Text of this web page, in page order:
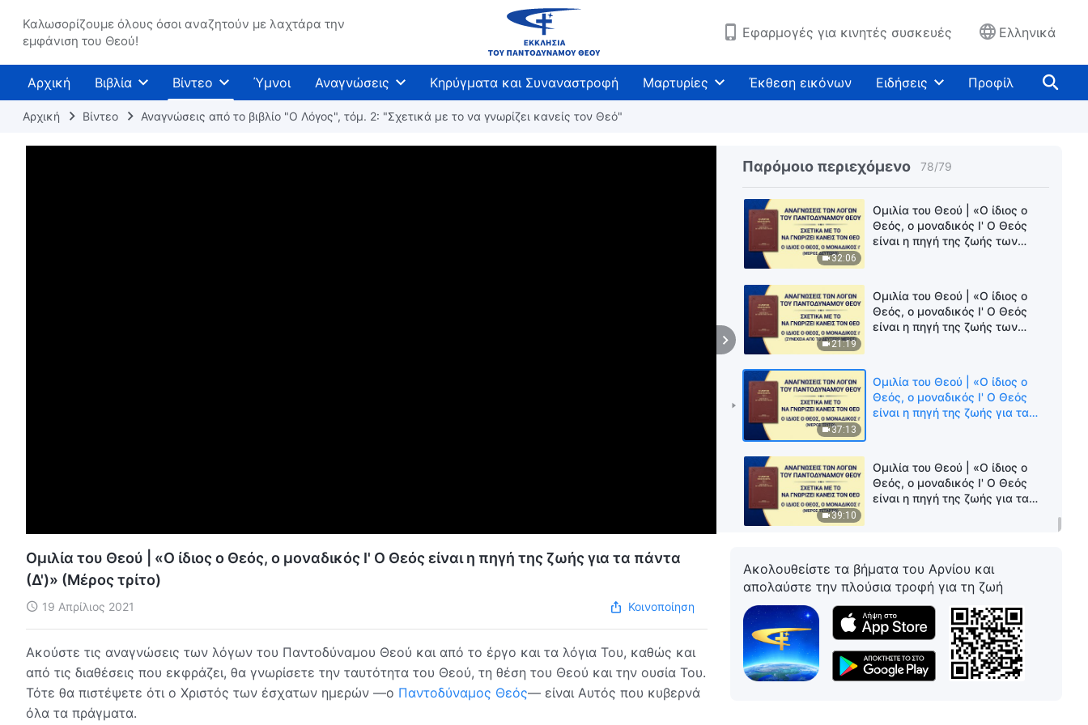
Καλωσορίζουμε όλους όσοι αναζητούν με λαχτάρα την
εμφάνιση του Θεού!
Εφαρμογές για κινητές συσκευές Ελληνικά
Αρχική Βιβλία Βίντεο Ύμνοι Αναγνώσεις Κηρύγματα και Συναναστροφή Μαρτυρίες Έκθεση εικόνων Ειδήσεις Προφίλ
Αρχική Βίντεο Αναγνώσεις από το βιβλίο "Ο Λόγος", τόμ. 2: "Σχετικά με το να γνωρίζει κανείς τον Θεό"
Παρόμοιο περιεχόμενο 78/79
35:53
Ομιλία του Θεού | «Ο ίδιος ο
είναι η πηγή της ζωής για τα
πάντα (Γ')» (Μέρος τρίτο)
42:56
πάντων (Δ')» (Μέρος πρώτο)
32:06
Ομιλία του Θεού | «Ο ίδιος ο
Θεός, ο μοναδικός Ι' Ο Θεός
είναι η πηγή της ζωής των
21:19
Ομιλία του Θεού | «Ο ίδιος ο
Θεός, ο μοναδικός Ι' Ο Θεός
είναι η πηγή της ζωής των
37:13
Ομιλία του Θεού | «Ο ίδιος ο
Θεός, ο μοναδικός Ι' Ο Θεός
είναι η πηγή της ζωής για τα
39:10
Ομιλία του Θεού | «Ο ίδιος ο
Θεός, ο μοναδικός Ι' Ο Θεός
είναι η πηγή της ζωής για τα
Ομιλία του Θεού | «Ο ίδιος ο Θεός, ο μοναδικός Ι' Ο Θεός είναι η πηγή της ζωής για τα πάντα
(Δ')» (Μέρος τρίτο)
19 Απρίλιος 2021 Κοινοποίηση
Ακούστε τις αναγνώσεις των λόγων του Παντοδύναμου Θεού και από το έργο και τα λόγια Του, καθώς και
από τις διαθέσεις που εκφράζει, θα γνωρίσετε την ταυτότητα του Θεού, τη θέση του Θεού και την ουσία Του.
Τότε θα πιστέψετε ότι ο Χριστός των έσχατων ημερών —ο Παντοδύναμος Θεός— είναι Αυτός που κυβερνά
όλα τα πράγματα.
Ακολουθείστε τα βήματα του Αρνίου και
απολαύστε την πλούσια τροφή για τη ζωή